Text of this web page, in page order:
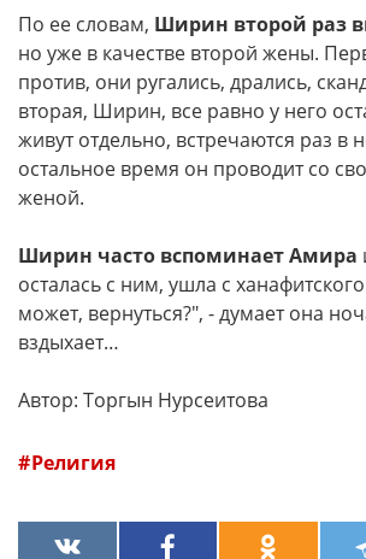
По ее словам, Ширин второй раз
но уже в качестве второй жены.
против, они ругались, дрались,
вторая, Ширин, все равно у него
живут отдельно, встречаются раз в
остальное время он проводит со
женой.
Ширин часто вспоминает Амира
осталась с ним, ушла с
может, вернуться?", - думает она
вздыхает…
Автор: Торгын Нурсеитова
Религия